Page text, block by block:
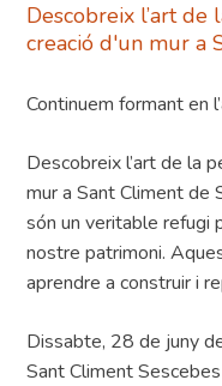
Descobreix l’art
creació d'un mur a
Continuem formant en
Descobreix l’art de la
mur a Sant Climent de
són un veritable refugi
nostre patrimoni.
aprendre a construir i
Dissabte, 28 de juny
Sant Climent Sescebes